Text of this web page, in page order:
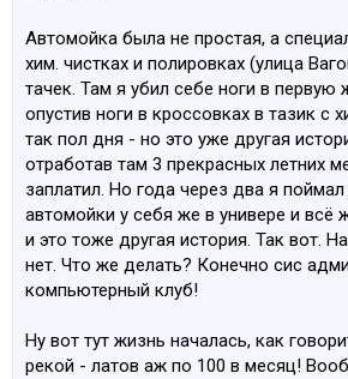
Автомойка была не простая, а
хим. чистках и полировках (улица
тачек. Там я убил себе ноги в
опустив ноги в кроссовках в тазик с
так пол дня - но это уже другая
отработав там 3 прекрасных летних
заплатил. Но года через два я поймал
автомойки у себя же в универе и всё
и это тоже другая история. Так вот.
нет. Что же делать? Конечно сис
компьютерный клуб!
Ну вот тут жизнь началась, как
рекой - латов аж по 100 в месяц!